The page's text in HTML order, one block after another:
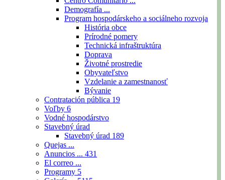
Demografía ...
Program hospodárskeho a sociálneho rozvoja
História obce
Prírodné pomery
Technická infraštruktúra
Doprava
Životné prostredie
Obyvateľstvo
Vzdelanie a zamestnanosť
Bývanie
Contratación pública 19
Voľby 6
Vodné hospodárstvo
Stavebný úrad
Stavebný úrad 189
Quejas ...
Anuncios ... 431
El correo ...
Programy 5